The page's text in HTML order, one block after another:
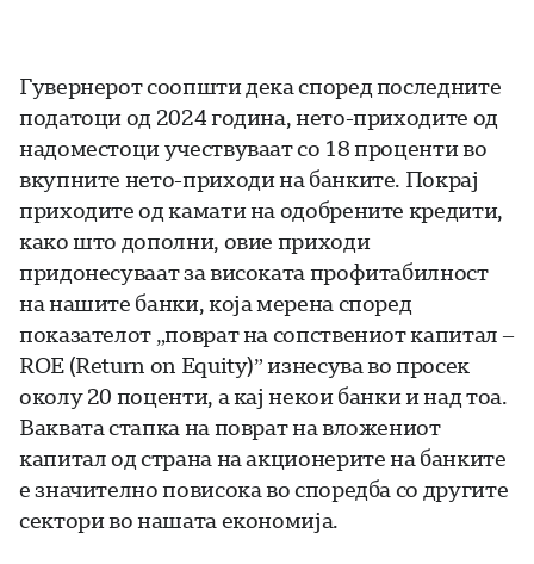
Гувернерот соопшти дека според последните
податоци од 2024 година, нето-приходите од
надоместоци учествуваат со 18 проценти во
вкупните нето-приходи на банките. Покрај
приходите од камати на одобрените кредити,
како што дополни, овие приходи
придонесуваат за високата профитабилност
на нашите банки, која мерена според
показателот „поврат на сопствениот капитал –
ROE (Return on Equity)” изнесува во просек
околу 20 поценти, а кај некои банки и над тоа.
Ваквата стапка на поврат на вложениот
капитал од страна на акционерите на банките
е значително повисока во споредба со другите
сектори во нашата економија.